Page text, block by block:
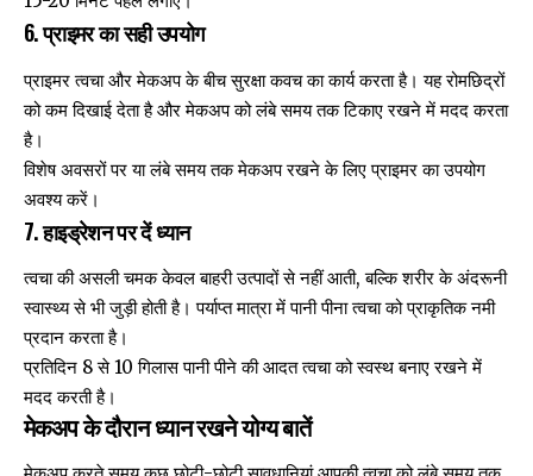
6. प्राइमर का सही उपयोग
प्राइमर त्वचा और मेकअप के बीच सुरक्षा कवच का कार्य करता है। यह रोमछिद्रों
को कम दिखाई देता है और मेकअप को लंबे समय तक टिकाए रखने में मदद करता
है।
विशेष अवसरों पर या लंबे समय तक मेकअप रखने के लिए प्राइमर का उपयोग
अवश्य करें।
7. हाइड्रेशन पर दें ध्यान
त्वचा की असली चमक केवल बाहरी उत्पादों से नहीं आती, बल्कि शरीर के अंदरूनी
स्वास्थ्य से भी जुड़ी होती है। पर्याप्त मात्रा में पानी पीना त्वचा को प्राकृतिक नमी
प्रदान करता है।
प्रतिदिन 8 से 10 गिलास पानी पीने की आदत त्वचा को स्वस्थ बनाए रखने में
मदद करती है।
मेकअप के दौरान ध्यान रखने योग्य बातें